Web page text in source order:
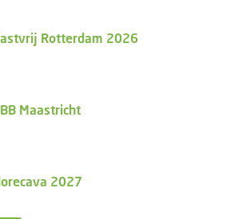
Rotterdam 2026
Maastricht
2027